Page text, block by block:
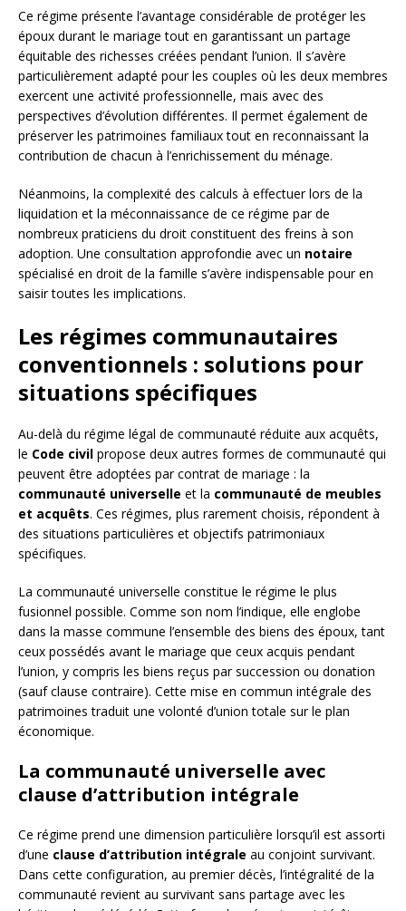
Ce régime présente l’avantage considérable de protéger les
époux durant le mariage tout en garantissant un partage
équitable des richesses créées pendant l’union. Il s’avère
particulièrement adapté pour les couples où les deux membres
exercent une activité professionnelle, mais avec des
perspectives d’évolution différentes. Il permet également de
préserver les patrimoines familiaux tout en reconnaissant la
contribution de chacun à l’enrichissement du ménage.
Néanmoins, la complexité des calculs à effectuer lors de la
liquidation et la méconnaissance de ce régime par de
nombreux praticiens du droit constituent des freins à son
adoption. Une consultation approfondie avec un notaire
spécialisé en droit de la famille s’avère indispensable pour en
saisir toutes les implications.
Les régimes communautaires
conventionnels : solutions pour
situations spécifiques
Au-delà du régime légal de communauté réduite aux acquêts,
le Code civil propose deux autres formes de communauté qui
peuvent être adoptées par contrat de mariage : la
communauté universelle et la communauté de meubles
et acquêts. Ces régimes, plus rarement choisis, répondent à
des situations particulières et objectifs patrimoniaux
spécifiques.
La communauté universelle constitue le régime le plus
fusionnel possible. Comme son nom l’indique, elle englobe
dans la masse commune l’ensemble des biens des époux, tant
ceux possédés avant le mariage que ceux acquis pendant
l’union, y compris les biens reçus par succession ou donation
(sauf clause contraire). Cette mise en commun intégrale des
patrimoines traduit une volonté d’union totale sur le plan
économique.
La communauté universelle avec
clause d’attribution intégrale
Ce régime prend une dimension particulière lorsqu’il est assorti
d’une clause d’attribution intégrale au conjoint survivant.
Dans cette configuration, au premier décès, l’intégralité de la
communauté revient au survivant sans partage avec les